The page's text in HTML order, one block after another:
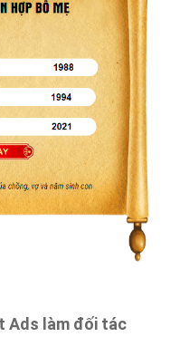
Ads làm đối tác